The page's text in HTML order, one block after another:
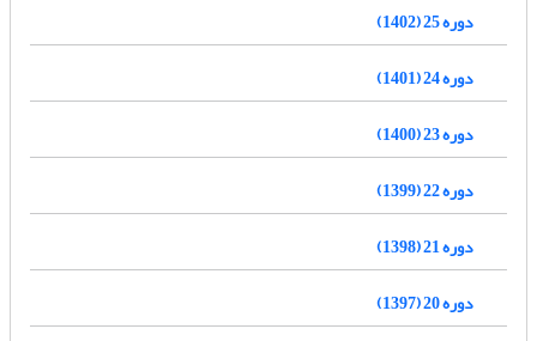
دوره 25 (1402)
دوره 24 (1401)
دوره 23 (1400)
دوره 22 (1399)
دوره 21 (1398)
دوره 20 (1397)